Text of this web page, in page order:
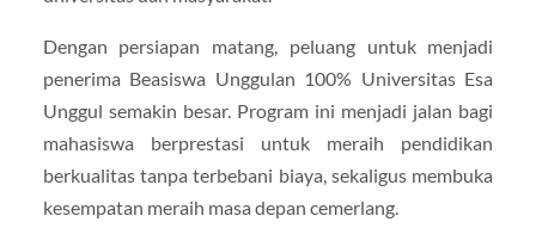
Dengan persiapan matang, peluang untuk menjadi
penerima Beasiswa Unggulan 100% Universitas Esa
Unggul semakin besar. Program ini menjadi jalan bagi
mahasiswa berprestasi untuk meraih pendidikan
berkualitas tanpa terbebani biaya, sekaligus membuka
kesempatan meraih masa depan cemerlang.